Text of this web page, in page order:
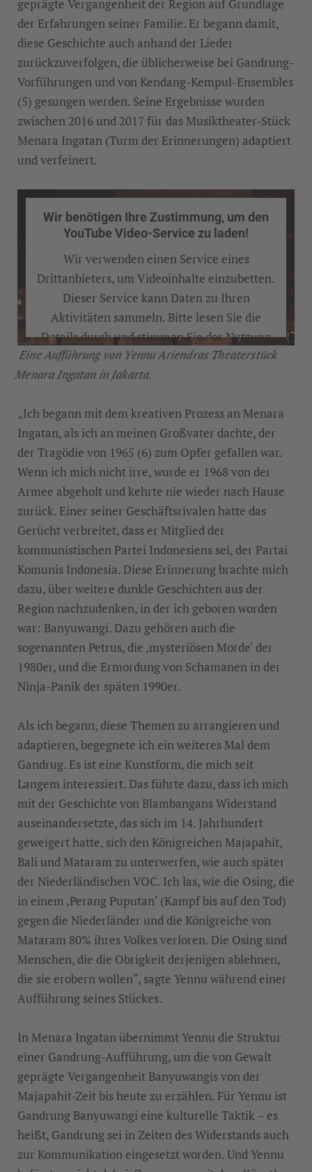
geprägte Vergangenheit der Region auf Grundlage
der Erfahrungen seiner Familie. Er begann damit,
diese Geschichte auch anhand der Lieder
zurückzuverfolgen, die üblicherweise bei Gandrung-
Vorführungen und von Kendang-Kempul-Ensembles
(5) gesungen werden. Seine Ergebnisse wurden
zwischen 2016 und 2017 für das Musiktheater-Stück
Menara Ingatan (Turm der Erinnerungen) adaptiert
und verfeinert.
Wir benötigen Ihre Zustimmung, um den
YouTube Video-Service zu laden!
Wir verwenden einen Service eines
Drittanbieters, um Videoinhalte einzubetten.
Dieser Service kann Daten zu Ihren
Aktivitäten sammeln. Bitte lesen Sie die
Details durch und stimmen Sie der Nutzung
des Service zu, um dieses Video anzusehen.
AKZEPTIEREN
Eine Aufführung von Yennu Ariendras Theaterstück
Menara Ingatan in Jakarta.
„Ich begann mit dem kreativen Prozess an Menara
Ingatan, als ich an meinen Großvater dachte, der
der Tragödie von 1965 (6) zum Opfer gefallen war.
Wenn ich mich nicht irre, wurde er 1968 von der
Armee abgeholt und kehrte nie wieder nach Hause
zurück. Einer seiner Geschäftsrivalen hatte das
Gerücht verbreitet, dass er Mitglied der
kommunistischen Partei Indonesiens sei, der Partai
Komunis Indonesia. Diese Erinnerung brachte mich
dazu, über weitere dunkle Geschichten aus der
Region nachzudenken, in der ich geboren worden
war: Banyuwangi. Dazu gehören auch die
sogenannten Petrus, die ‚mysteriösen Morde‘ der
1980er, und die Ermordung von Schamanen in der
Ninja-Panik der späten 1990er.
Als ich begann, diese Themen zu arrangieren und
adaptieren, begegnete ich ein weiteres Mal dem
Gandrug. Es ist eine Kunstform, die mich seit
Langem interessiert. Das führte dazu, dass ich mich
mit der Geschichte von Blambangans Widerstand
auseinandersetzte, das sich im 14. Jahrhundert
geweigert hatte, sich den Königreichen Majapahit,
Bali und Mataram zu unterwerfen, wie auch später
der Niederländischen VOC. Ich las, wie die Osing, die
in einem ‚Perang Puputan‘ (Kampf bis auf den Tod)
gegen die Niederländer und die Königreiche von
Mataram 80% ihres Volkes verloren. Die Osing sind
Menschen, die die Obrigkeit derjenigen ablehnen,
die sie erobern wollen“, sagte Yennu während einer
Aufführung seines Stückes.
In Menara Ingatan übernimmt Yennu die Struktur
einer Gandrung-Aufführung, um die von Gewalt
geprägte Vergangenheit Banyuwangis von der
Majapahit-Zeit bis heute zu erzählen. Für Yennu ist
Gandrung Banyuwangi eine kulturelle Taktik – es
heißt, Gandrung sei in Zeiten des Widerstands auch
zur Kommunikation eingesetzt worden. Und Yennu